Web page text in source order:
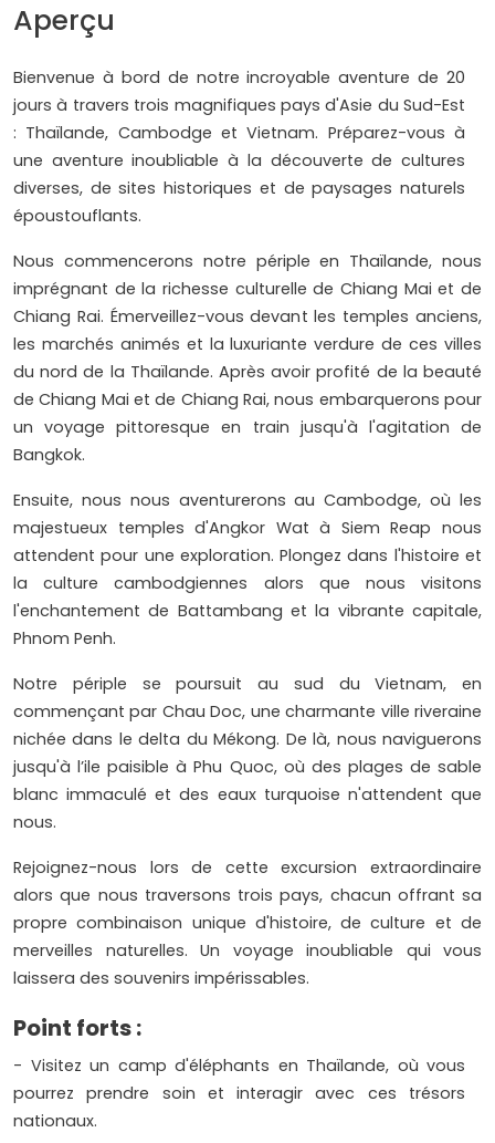
Aperçu
Bienvenue à bord de notre incroyable aventure de 20
jours à travers trois magnifiques pays d'Asie du Sud-Est
: Thaïlande, Cambodge et Vietnam. Préparez-vous à
une aventure inoubliable à la découverte de cultures
diverses, de sites historiques et de paysages naturels
époustouflants.
Nous commencerons notre périple en Thaïlande, nous
imprégnant de la richesse culturelle de Chiang Mai et de
Chiang Rai. Émerveillez-vous devant les temples anciens,
les marchés animés et la luxuriante verdure de ces villes
du nord de la Thaïlande. Après avoir profité de la beauté
de Chiang Mai et de Chiang Rai, nous embarquerons pour
un voyage pittoresque en train jusqu'à l'agitation de
Bangkok.
Ensuite, nous nous aventurerons au Cambodge, où les
majestueux temples d'Angkor Wat à Siem Reap nous
attendent pour une exploration. Plongez dans l'histoire et
la culture cambodgiennes alors que nous visitons
l'enchantement de Battambang et la vibrante capitale,
Phnom Penh.
Notre périple se poursuit au sud du Vietnam, en
commençant par Chau Doc, une charmante ville riveraine
nichée dans le delta du Mékong. De là, nous naviguerons
jusqu'à l’ile paisible à Phu Quoc, où des plages de sable
blanc immaculé et des eaux turquoise n'attendent que
nous.
Rejoignez-nous lors de cette excursion extraordinaire
alors que nous traversons trois pays, chacun offrant sa
propre combinaison unique d'histoire, de culture et de
merveilles naturelles. Un voyage inoubliable qui vous
laissera des souvenirs impérissables.
Point forts :
- Visitez un camp d'éléphants en Thaïlande, où vous
pourrez prendre soin et interagir avec ces trésors
nationaux.